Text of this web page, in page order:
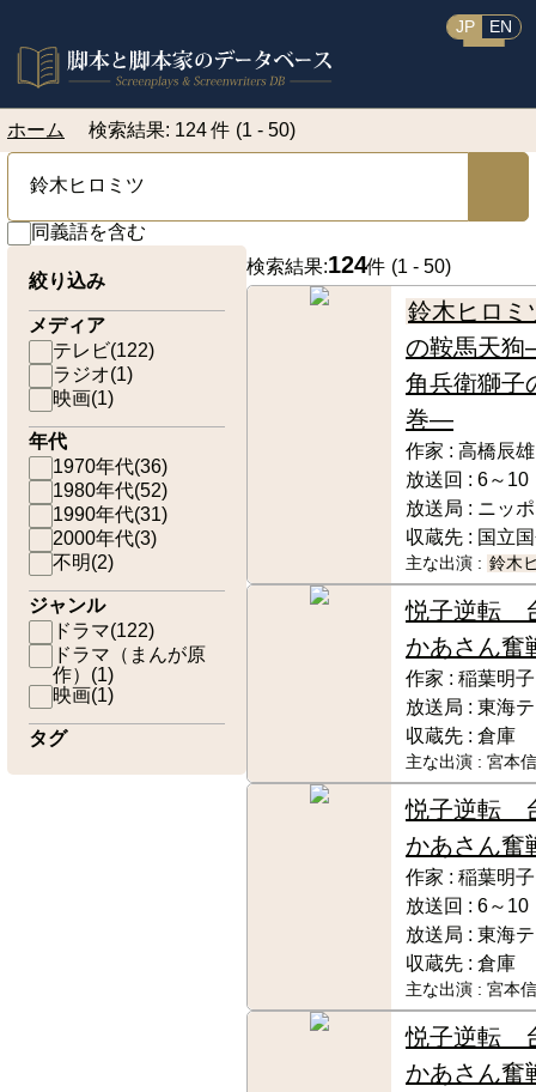
JP EN
ホーム 検索結果: 124 件 (1 - 50)
同義語を含む
絞り込み
メディア
テレビ(122)
ラジオ(1)
映画(1)
年代
1970年代(36)
1980年代(52)
1990年代(31)
2000年代(3)
不明(2)
ジャンル
ドラマ(122)
ドラマ（まんが原
作） (1)
映画(1)
タグ
検索結果:124件 (1 - 50)
鈴木ヒロミ
の鞍馬天
角兵衛獅子
巻―
作家 : 高橋辰雄
放送回 : 6～10
放送局 : ニッ
収蔵先 : 国立
主な出演 : 鈴木
悦子逆転
かあさん奮
作家 : 稲葉明子
放送局 : 東海
収蔵先 : 倉庫
主な出演 : 宮本
悦子逆転
かあさん奮
作家 : 稲葉明子
放送回 : 6～10
放送局 : 東海
収蔵先 : 倉庫
主な出演 : 宮本
悦子逆転
かあさん奮